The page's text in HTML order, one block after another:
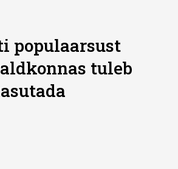
populaarsust
tuleb